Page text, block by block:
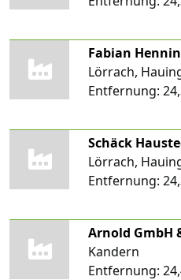
Fabian
Lörrach,
Entfernung:
Schäck
Lörrach,
Entfernung:
Kandern
Entfernung: